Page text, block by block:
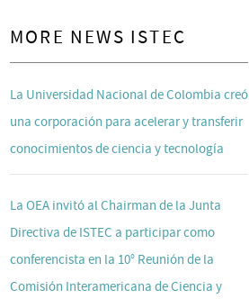
MORE NEWS ISTEC
La Universidad Nacional de Colombia creó
una corporación para acelerar y transferir
conocimientos de ciencia y tecnología
La OEA invitó al Chairman de la Junta
Directiva de ISTEC a participar como
conferencista en la 10° Reunión de la
Comisión Interamericana de Ciencia y